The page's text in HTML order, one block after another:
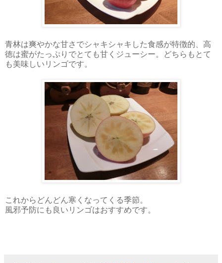
青林は爽やかな甘さでシャキシャキした食感が特徴的、高
徳は蜜がたっぷりでとても甘くジューシー。どちらもとて
も美味しいリンゴです。
これからどんどん寒くなってくる季節。
風邪予防にも良いリンゴはおすすめです。